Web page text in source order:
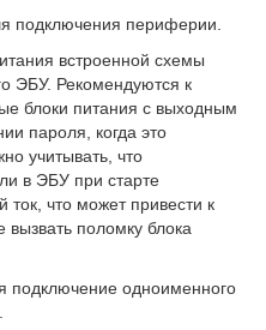
подключения периферии.
встроенной схемы
ЭБУ. Рекомендуются к
блоки питания с выходным
пароля, когда это
учитывать, что
в ЭБУ при старте
ток, что может привести к
поломку блока
подключение одноименного